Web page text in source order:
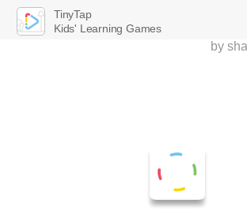
TinyTap
Kids' Learning Games